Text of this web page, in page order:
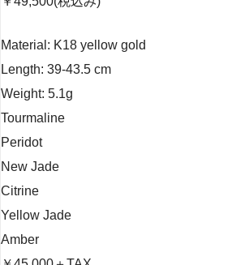
Material: K18 yellow gold
Length: 39-43.5 cm
Weight: 5.1g
Tourmaline
Peridot
New Jade
Citrine
Yellow Jade
Amber